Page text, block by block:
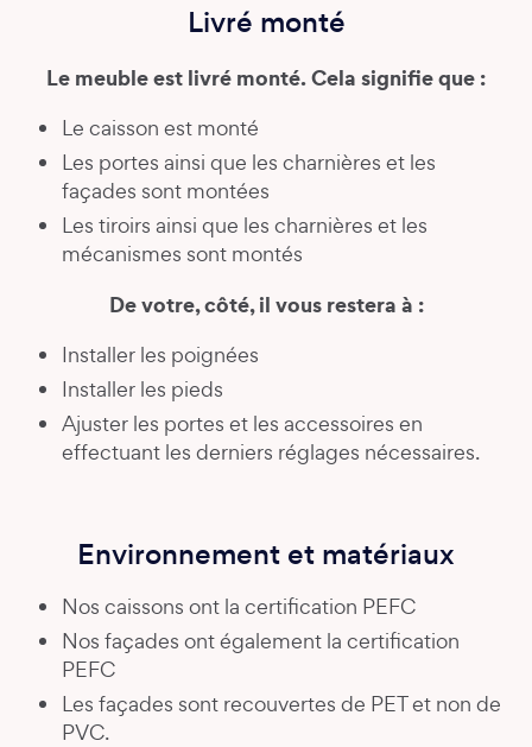
Livré monté
Le meuble est livré monté. Cela signifie que :
Le caisson est monté
Les portes ainsi que les charnières et les
façades sont montées
Les tiroirs ainsi que les charnières et les
mécanismes sont montés
De votre, côté, il vous restera à :
Installer les poignées
Installer les pieds
Ajuster les portes et les accessoires en
effectuant les derniers réglages nécessaires.
Environnement et matériaux
Nos caissons ont la certification PEFC
Nos façades ont également la certification
PEFC
Les façades sont recouvertes de PET et non de
PVC.